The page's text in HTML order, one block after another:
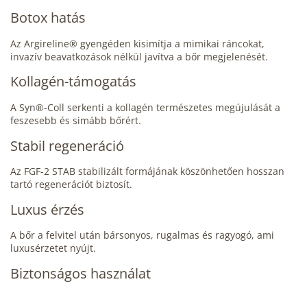
Botox hatás
Az Argireline® gyengéden kisimítja a mimikai ráncokat,
invazív beavatkozások nélkül javítva a bőr megjelenését.
Kollagén-támogatás
A Syn®-Coll serkenti a kollagén természetes megújulását a
feszesebb és simább bőrért.
Stabil regeneráció
Az FGF-2 STAB stabilizált formájának köszönhetően hosszan
tartó regenerációt biztosít.
Luxus érzés
A bőr a felvitel után bársonyos, rugalmas és ragyogó, ami
luxusérzetet nyújt.
Biztonságos használat